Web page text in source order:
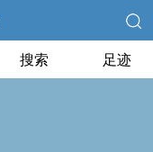
搜索 足迹